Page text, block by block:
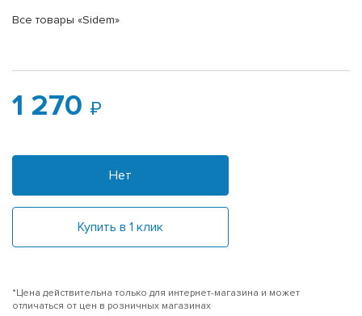
Все товары «Sidem»
1 270
Нет
Купить в 1 клик
*Цена действительна только для интернет-магазина и может
отличаться от цен в розничных магазинах